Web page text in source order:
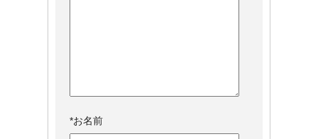
*お名前